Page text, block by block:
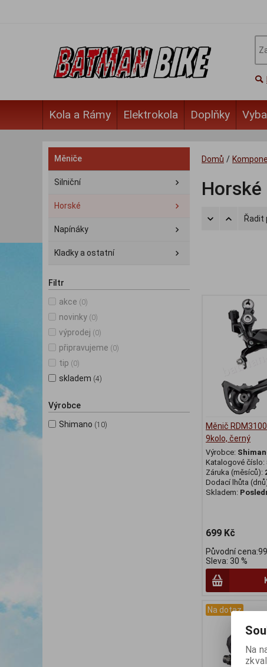
Kola a Rámy Elektrokola Doplňky
Měniče
Silniční
Horské
Napínáky
Kladky a ostatní
Filtr
akce (0)
novinky (0)
výprodej (0)
připravujeme (0)
tip (0)
skladem (4)
Výrobce
Shimano (10)
Domů /
Horské
Řadit
Měnič
9kolo, černý
Výrobce:
Katalogové číslo:
Záruka (měsíců):
Dodací lhůta
Skladem:
699 Kč
Původní
Sleva: 30 %
Na dotaz
Na